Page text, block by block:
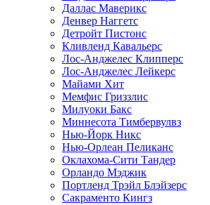
Даллас Маверикс
Денвер Наггетс
Детройт Пистонс
Кливленд Кавальерс
Лос-Анджелес Клипперс
Лос-Анджелес Лейкерс
Майами Хит
Мемфис Гриззлис
Милуоки Бакс
Миннесота Тимбервулвз
Нью-Йорк Никс
Нью-Орлеан Пеликанс
Оклахома-Сити Тандер
Орландо Мэджик
Портленд Трэйл Блэйзерс
Сакраменто Кингз